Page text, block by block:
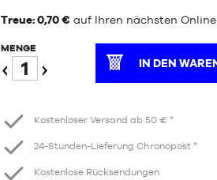
Treue: 0,70 € auf Ihren nächsten
MENGE
IN DEN
Kostenloser Versand ab 50 € *
24-Stunden-Lieferung Chronopost *
Kostenlose Rücksendungen